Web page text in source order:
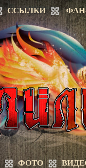
ССЫЛКИ
ФОТО